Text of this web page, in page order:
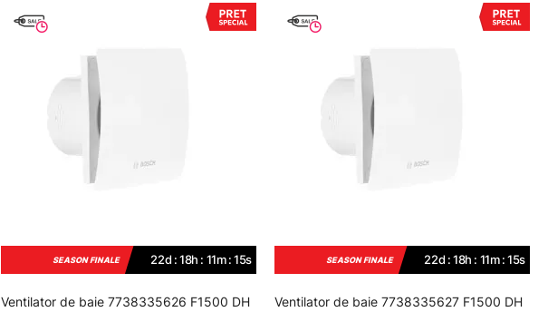
SEASON FINALE 22d : 18h : 11m : 14s
Ventilator de baie 7738335626 F1500 DH
SEASON FINALE 22d : 18h : 11m : 14s
Ventilator de baie 7738335627 F1500 DH